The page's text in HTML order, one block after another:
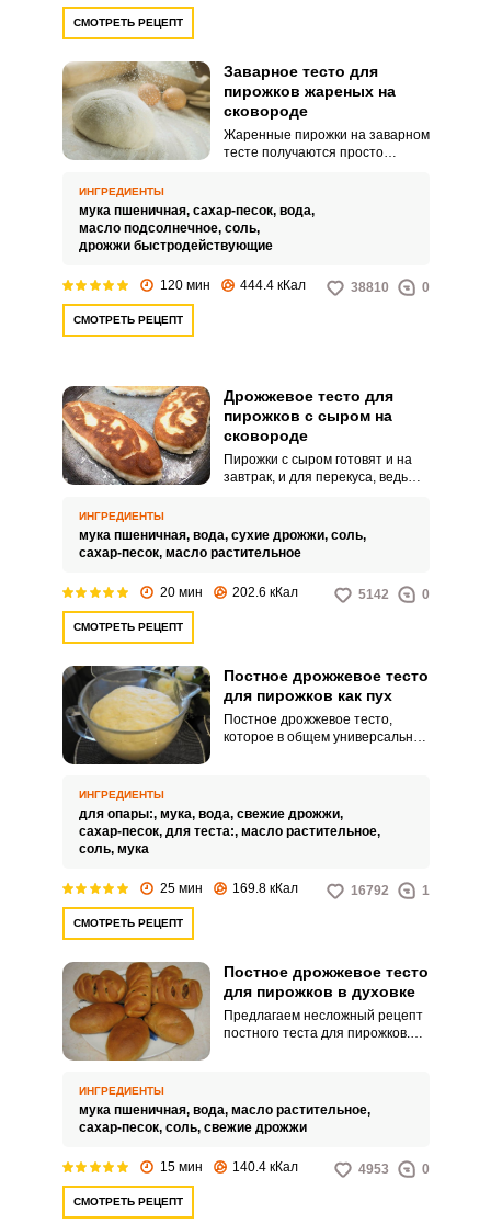
СМОТРЕТЬ РЕЦЕПТ
Заварное тесто для
пирожков жареных на
сковороде
Жаренные пирожки на заварном
тесте получаются просто
невероятно нежные.
ИНГРЕДИЕНТЫ
мука пшеничная, сахар-песок, вода,
масло подсолнечное, соль,
дрожжи быстродействующие
120 мин 444.4 кКал 38810 0
СМОТРЕТЬ РЕЦЕПТ
Дрожжевое тесто для
пирожков с сыром на
сковороде
Пирожки с сыром готовят и на
завтрак, и для перекуса, ведь
этом рецепте вам предлагается
приготовить для сырных
опаре.
ИНГРЕДИЕНТЫ
мука пшеничная, вода, сухие дрожжи, соль,
сахар-песок, масло растительное
20 мин 202.6 кКал 5142 0
СМОТРЕТЬ РЕЦЕПТ
Постное дрожжевое тесто
для пирожков как пух
Постное дрожжевое тесто,
которое в общем универсально,
опарным методом.
ИНГРЕДИЕНТЫ
для опары:, мука, вода, свежие дрожжи,
сахар-песок, для теста:, масло растительное,
соль, мука
25 мин 169.8 кКал 16792 1
СМОТРЕТЬ РЕЦЕПТ
Постное дрожжевое тесто
для пирожков в духовке
Предлагаем несложный рецепт
постного теста для пирожков.
какую захочется.
ИНГРЕДИЕНТЫ
мука пшеничная, вода, масло растительное,
сахар-песок, соль, свежие дрожжи
15 мин 140.4 кКал 4953 0
СМОТРЕТЬ РЕЦЕПТ